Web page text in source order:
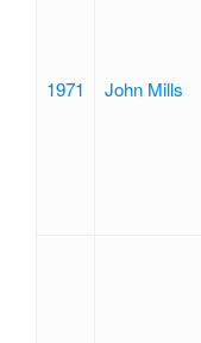
1971 John Mills